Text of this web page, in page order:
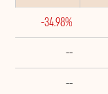
-34.98%
--
--